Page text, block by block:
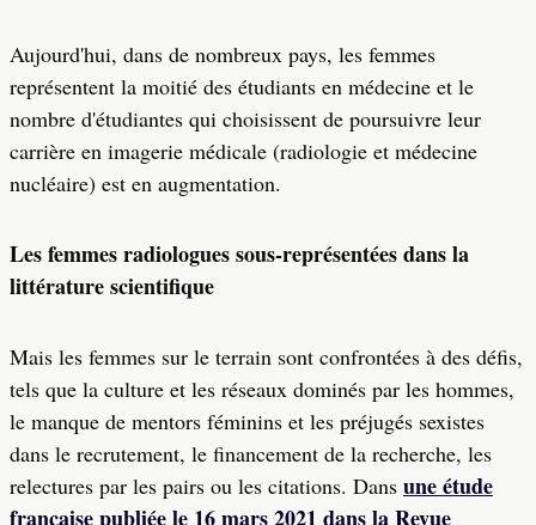
Aujourd'hui, dans de nombreux pays, les femmes
représentent la moitié des étudiants en médecine et le
nombre d'étudiantes qui choisissent de poursuivre leur
carrière en imagerie médicale (radiologie et médecine
nucléaire) est en augmentation.
Les femmes radiologues sous-représentées dans la
littérature scientifique
Mais les femmes sur le terrain sont confrontées à des défis,
tels que la culture et les réseaux dominés par les hommes,
le manque de mentors féminins et les préjugés sexistes
dans le recrutement, le financement de la recherche, les
relectures par les pairs ou les citations. Dans une étude
française publiée le 16 mars 2021 dans la Revue